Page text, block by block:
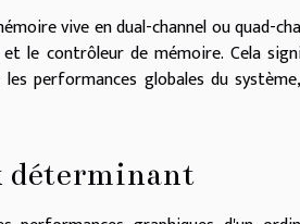
vive en dual-channel ou quad-
le contrôleur de mémoire. Cela
performances globales du
déterminant